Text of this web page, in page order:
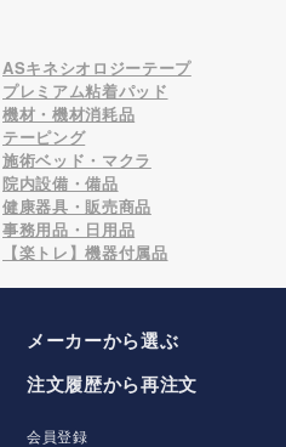
ASキネシオロジーテープ
プレミアム粘着パッド
機材・機材消耗品
テーピング
施術ベッド・マクラ
院内設備・備品
健康器具・販売商品
事務用品・日用品
【楽トレ】機器付属品
メーカーから選ぶ
注文履歴から再注文
会員登録